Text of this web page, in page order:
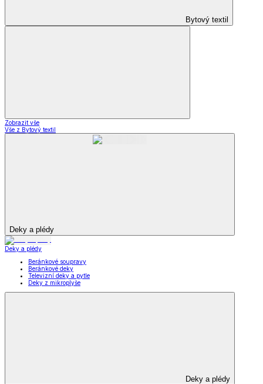
Bytový textil
Zobrazit vše
Vše z Bytový textil
Deky a plédy
Deky a plédy
Beránkové soupravy
Beránkové deky
Televizní deky a pytle
Deky z mikroplyše
Deky a plédy